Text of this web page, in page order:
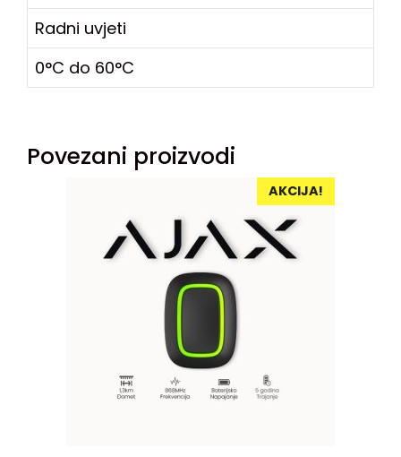
Radni uvjeti
0°C do 60°C
Povezani proizvodi
AKCIJA!